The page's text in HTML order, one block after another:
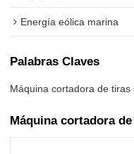
Energía eólica marina
Palabras Claves
Máquina cortadora de tiras
Máquina cortadora